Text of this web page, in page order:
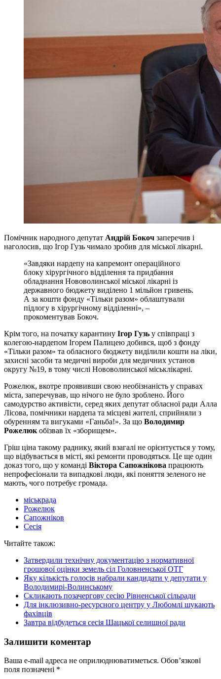
Помічник народного депутат Андрій Бокоч заперечив і
наголосив, що Ігор Гузь чимало зробив для міської лікарні.
«Завдяки нардепу на капремонт операційного
блоку хірургічного відділення та придбання
обладнання Нововолинської міської лікарні із
державного бюджету виділено 1 мільйон гривень.
А за кошти фонду «Тільки разом» облаштували
підлогу в хірургічному відділенні», –
прокоментував Бокоч.
Крім того, на початку карантину Ігор Гузь у співпраці з
колегою-нардепом Ігорем Палицею добився, щоб з фонду
«Тільки разом» та обласного бюджету виділили кошти на ліки,
захисні засоби та медичні вироби для медичних установ
округу №19, в тому числі Нововолинської міськлікарні.
Рожелюк, вкотре проявивши свою необізнаність у справах
міста, заперечував, що нічого не було зроблено. Його
самодурство активісти, серед яких депутат обласної ради Алла
Лісова, помічники нардепа та місцеві жителі, сприйняли з
обуренням та вигуками «Ганьба!». За що Володимир
Рожелюк обізвав їх «зборищем».
Гріш ціна такому раднику, який взагалі не орієнтується у тому,
що відбувається в місті, які ремонти проводяться. Це ще один
доказ того, що у команді Віктора Сапожнікова працюють
непрофесіонали та випадкові люди, які поняття зеленого не
мають, чого потребує громада.
міськрада
Рожелюк
Сапожніков
Сесія
Читайте також:
Затвердили технічну документацію з нормативної
грошової оцінки земель сіл Головненської ОТГ
Яку кількість голосів набрали кандидати у депутати у
Володимирі-Волинському
Скликають позачергову сесію Рівненської сільради
Для інклюзивно-ресурсного центру у Любомлі шукають
фахівців
Завтра відбудеться сесія Шацької селищної ради
Залишити коментар
Ваша e-mail адреса не оприлюднюватиметься. Обов’язкові
поля позначені *